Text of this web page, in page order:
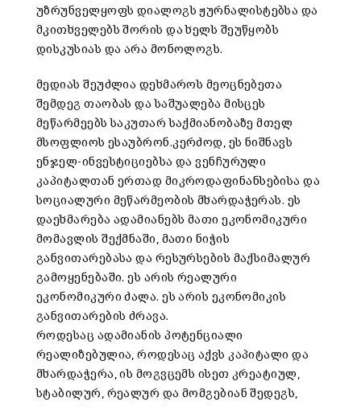
უზრუნველყოფს დიალოგს ჟურნალისტებსა და
მკითხველებს შორის და ხელს შეუწყობს
დისკუსიას და არა მონოლოგს.
მედიას შეუძლია დეხმაროს მეოცნებეთა
შემდეგ თაობას და საშუალება მისცეს
მეწარმეებს საკუთარ საქმიანობაზე მთელ
მსოფლიოს ესაუბრონ.კერძოდ, ეს ნიშნავს
ენჯელ-ინვესტიციებსა და ვენჩურული
კაპიტალთან ერთად მიკროდაფინანსებისა და
სოციალური მეწარმეობის მხარდაჭერას. ეს
დაეხმარება ადამიანებს მათი ეკონომიკური
მომავლის შექმნაში, მათი ნიჭის
განვითარებასა და რესურსების მაქსიმალურ
გამოყენებაში. ეს არის რეალური
ეკონომიკური ძალა. ეს არის ეკონომიკის
განვითარების ძრავა.
როდესაც ადამიანის პოტენციალი
რეალიზებულია, როდესაც აქვს კაპიტალი და
მხარდაჭერა, ის მოგვცემს ისეთ კრეატიულ,
სტაბილურ, რეალურ და მომგებიან შედეგს,